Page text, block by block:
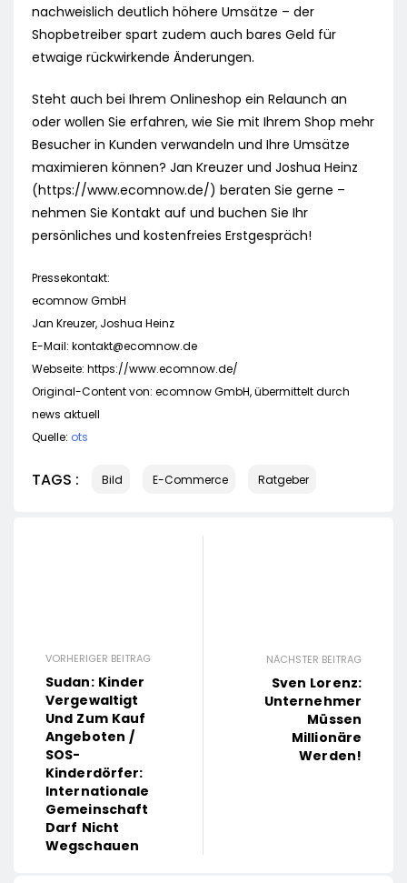
nachweislich deutlich höhere Umsätze – der
Shopbetreiber spart zudem auch bares Geld für
etwaige rückwirkende Änderungen.
Steht auch bei Ihrem Onlineshop ein Relaunch an
oder wollen Sie erfahren, wie Sie mit Ihrem Shop mehr
Besucher in Kunden verwandeln und Ihre Umsätze
maximieren können? Jan Kreuzer und Joshua Heinz
(https://www.ecomnow.de/) beraten Sie gerne –
nehmen Sie Kontakt auf und buchen Sie Ihr
persönliches und kostenfreies Erstgespräch!
Pressekontakt:
ecomnow GmbH
Jan Kreuzer, Joshua Heinz
E-Mail: kontakt@ecomnow.de
Webseite: https://www.ecomnow.de/
Original-Content von: ecomnow GmbH, übermittelt durch
news aktuell
Quelle: ots
TAGS : Bild E-Commerce Ratgeber
VORHERIGER BEITRAG
Sudan: Kinder
Vergewaltigt
Und Zum Kauf
Angeboten /
SOS-
Kinderdörfer:
Internationale
Gemeinschaft
Darf Nicht
Wegschauen
NÄCHSTER BEITRAG
Sven Lorenz:
Unternehmer
Müssen
Millionäre
Werden!